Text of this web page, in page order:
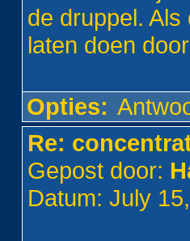
de druppel.
laten doen
Opties:
Re:
Gepost door:
Datum: July